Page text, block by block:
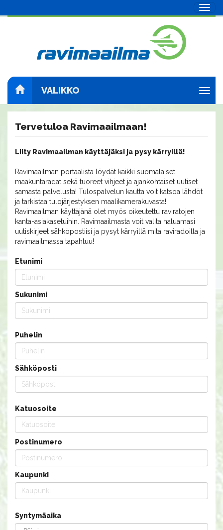
VALIKKO
Tervetuloa Ravimaailmaan!
Liity Ravimaailman käyttäjäksi ja pysy kärryillä!
Ravimaailman portaalista löydät kaikki suomalaiset
maakuntaradat sekä tuoreet vihjeet ja ajankohtaiset uutiset
samasta palvelusta! Tulospalvelun kautta voit katsoa lähdöt
ja tarkistaa tulojärjestyksen maalikamerakuvasta!
Ravimaailman käyttäjänä olet myös oikeutettu raviratojen
kanta-asiakasetuihin. Ravimaailmasta voit valita haluamasi
uutiskirjeet sähköpostiisi ja pysyt kärryillä mitä raviradoilla ja
ravimaailmassa tapahtuu!
Etunimi
Sukunimi
Puhelin
Sähköposti
Katuosoite
Postinumero
Kaupunki
Syntymäaika